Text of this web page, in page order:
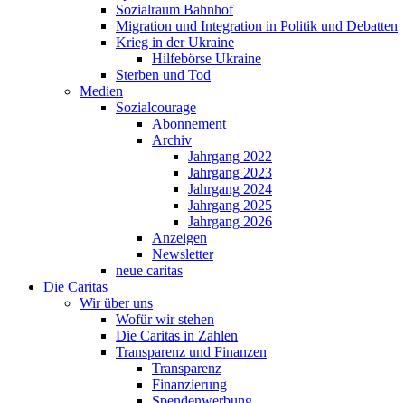
Sozialraum Bahnhof
Migration und Integration in Politik und Debatten
Krieg in der Ukraine
Hilfebörse Ukraine
Sterben und Tod
Medien
Sozialcourage
Abonnement
Archiv
Jahrgang 2022
Jahrgang 2023
Jahrgang 2024
Jahrgang 2025
Jahrgang 2026
Anzeigen
Newsletter
neue caritas
Die Caritas
Wir über uns
Wofür wir stehen
Die Caritas in Zahlen
Transparenz und Finanzen
Transparenz
Finanzierung